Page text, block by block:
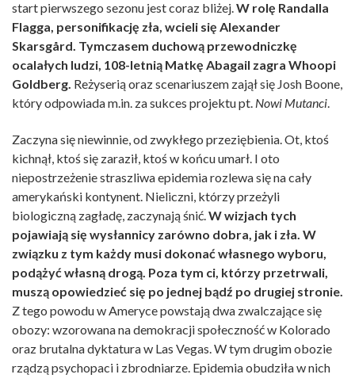
start pierwszego sezonu jest coraz bliżej.W rolę Randalla
Flagga, personifikację zła, wcieli się Alexander
Skarsgård. Tymczasem duchową przewodniczkę
ocalałych ludzi, 108-letnią Matkę Abagail zagra Whoopi
Goldberg. Reżyserią oraz scenariuszem zajął się Josh Boone,
który odpowiada m.in. za sukces projektu pt. Nowi Mutanci.
Zaczyna się niewinnie, od zwykłego przeziębienia. Ot, ktoś
kichnął, ktoś się zaraził, ktoś w końcu umarł. I oto
niepostrzeżenie straszliwa epidemia rozlewa się na cały
amerykański kontynent. Nieliczni, którzy przeżyli
biologiczną zagładę, zaczynają śnić.W wizjach tych
pojawiają się wysłannicy zarówno dobra, jak i zła. W
związku z tym każdy musi dokonać własnego wyboru,
podążyć własną drogą. Poza tym ci, którzy przetrwali,
muszą opowiedzieć się po jednej bądź po drugiej stronie.
Z tego powodu w Ameryce powstają dwa zwalczające się
obozy: wzorowana na demokracji społeczność w Kolorado
oraz brutalna dyktatura w Las Vegas. W tym drugim obozie
rządzą psychopaci i zbrodniarze. Epidemia obudziła w nich